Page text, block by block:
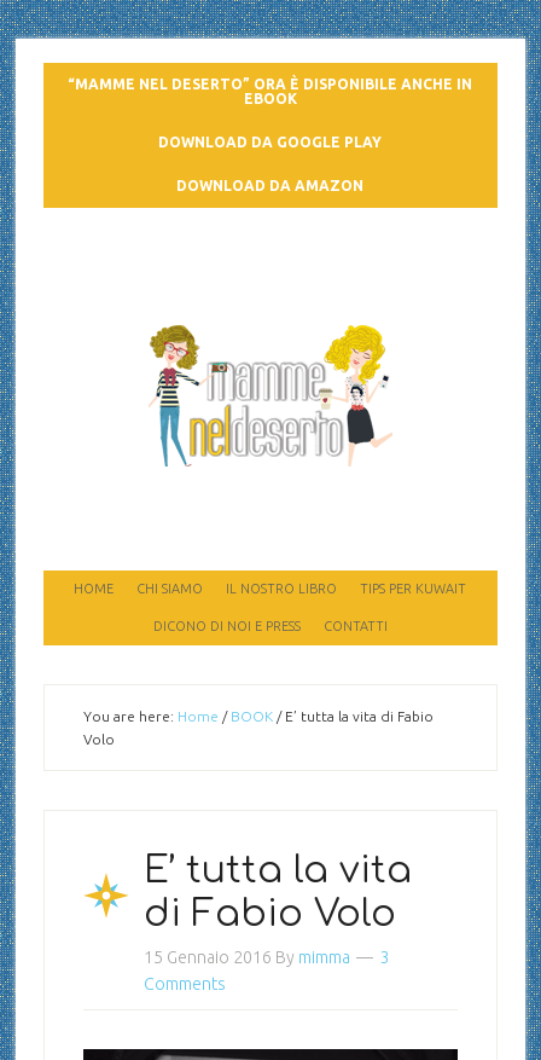
“MAMME NEL DESERTO” ORA È DISPONIBILE ANCHE IN
EBOOK
DOWNLOAD DA GOOGLE PLAY
DOWNLOAD DA AMAZON
HOME CHI SIAMO IL NOSTRO LIBRO TIPS PER KUWAIT
DICONO DI NOI E PRESS CONTATTI
You are here: Home / BOOK /E’ tutta la vita di Fabio
Volo
E’ tutta la vita
di Fabio Volo
15 Gennaio 2016 By mimma
3
Comments